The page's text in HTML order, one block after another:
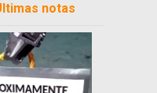
notas